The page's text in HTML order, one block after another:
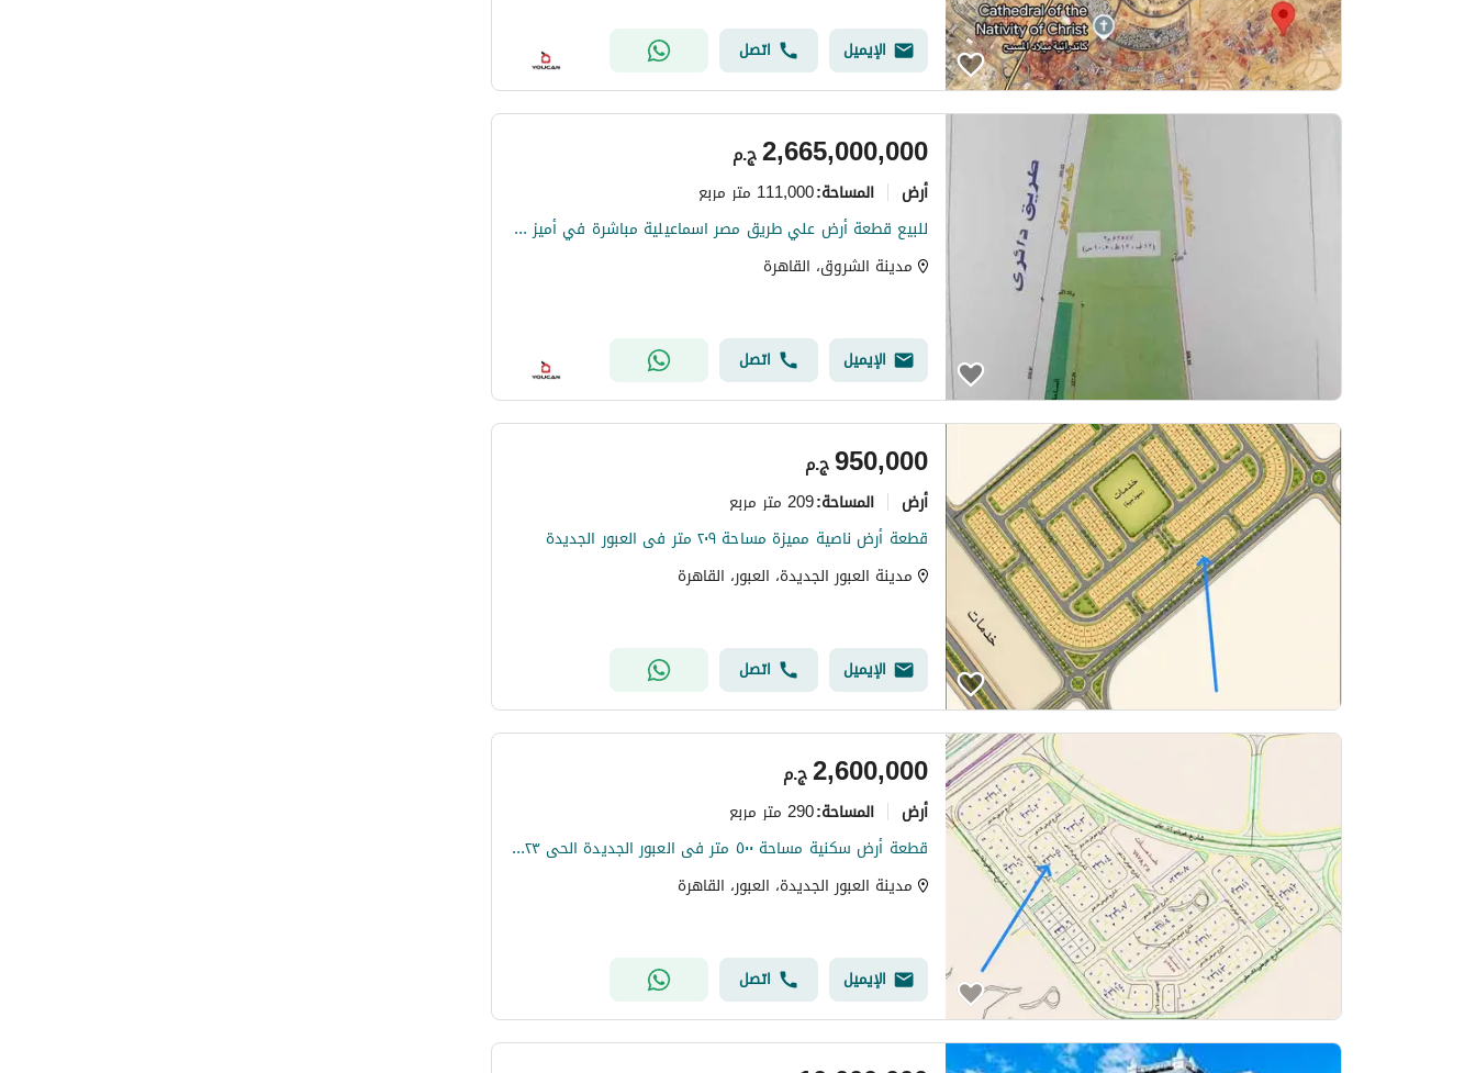
الإيميل اتصل
ج.م2,665,000,000
أرض المساحة:111,000 متر مربع
للبيع قطعة أرض علي طريق مصر اسماعيلية مباشرة في أميز مناطق الشروق بجوار مركز الطبى العالمي و محطة القطار الكهربائي
مدينة الشروق، القاهرة
الإيميل اتصل
ج.م950,000
أرض المساحة:209 متر مربع
قطعة أرض ناصية مميزة مساحة ٢٠٩ متر فى العبور الجديدة
مدينة العبور الجديدة، العبور، القاهرة
الإيميل اتصل
ج.م2,600,000
أرض المساحة:290 متر مربع
قطعة أرض سكنية مساحة ٥٠٠ متر فى العبور الجديدة الحى ٢٣ الأكثر تميزاً
مدينة العبور الجديدة، العبور، القاهرة
الإيميل اتصل